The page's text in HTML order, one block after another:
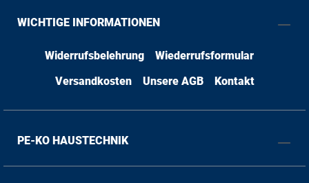
WICHTIGE INFORMATIONEN
Widerrufsbelehrung
Wiederrufsformular
Versandkosten
Unsere AGB Kontakt
PE-KO HAUSTECHNIK